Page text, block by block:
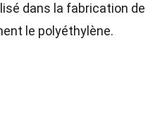
dans la fabrication de
le polyéthylène.